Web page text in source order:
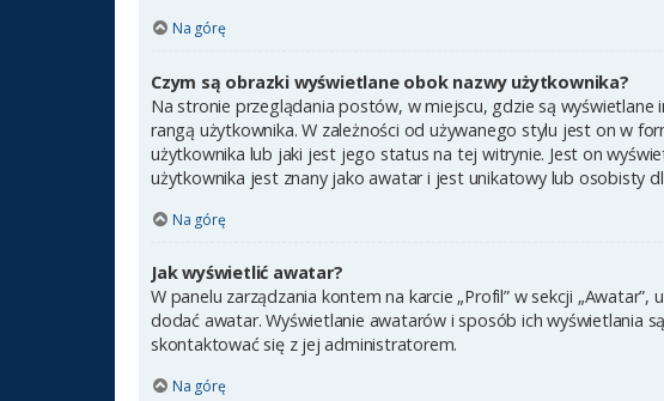
Na górę
Czym są obrazki wyświetlane obok nazwy użytkownika?
Na stronie przeglądania postów, w miejscu, gdzie są
rangą użytkownika. W zależności od używanego stylu jest on w
użytkownika lub jaki jest jego status na tej witrynie. Jest on
użytkownika jest znany jako awatar i jest unikatowy lub osobisty
Na górę
Jak wyświetlić awatar?
W panelu zarządzania kontem na karcie „Profil” w sekcji
dodać awatar. Wyświetlanie awatarów i sposób ich wyświetlania
skontaktować się z jej administratorem.
Na górę